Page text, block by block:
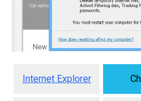
Internet Explorer